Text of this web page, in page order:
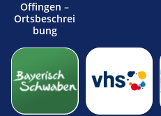
Offingen –
Ortsbeschrei
bung